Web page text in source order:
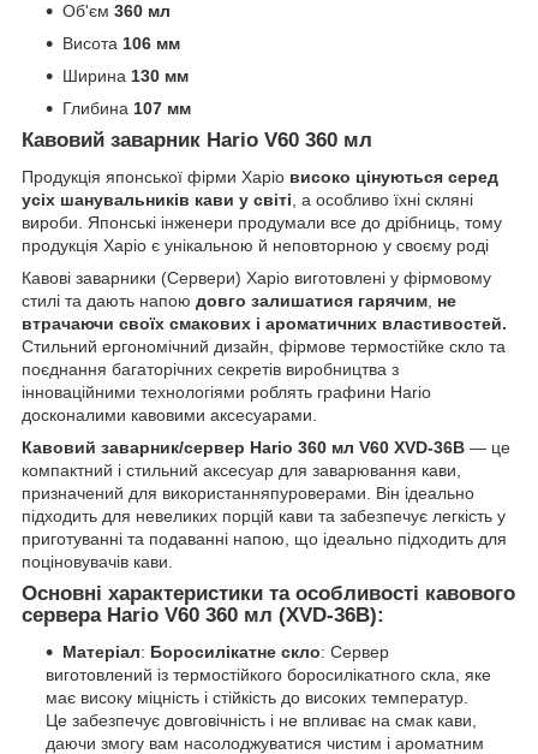
Об'єм 360 мл
Висота 106 мм
Ширина 130 мм
Глибина 107 мм
Кавовий заварник Hario V60 360 мл
Продукція японської фірми Харіо високо цінуються серед
усіх шанувальників кави у світі, а особливо їхні скляні
вироби. Японські інженери продумали все до дрібниць, тому
продукція Харіо є унікальною й неповторною у своєму роді
Кавові заварники (Сервери) Харіо виготовлені у фірмовому
стилі та дають напою довго залишатися гарячим, не
втрачаючи своїх смакових і ароматичних властивостей.
Стильний ергономічний дизайн, фірмове термостійке скло та
поєднання багаторічних секретів виробництва з
інноваційними технологіями роблять графини Hario
досконалими кавовими аксесуарами.
Кавовий заварник/сервер Hario 360 мл V60 XVD-36B — це
компактний і стильний аксесуар для заварювання кави,
призначений для використанняпуроверами. Він ідеально
підходить для невеликих порцій кави та забезпечує легкість у
приготуванні та подаванні напою, що ідеально підходить для
поціновувачів кави.
Основні характеристики та особливості кавового
сервера Hario V60 360 мл (XVD-36B):
Матеріал: Боросилікатне скло: Сервер
виготовлений із термостійкого боросилікатного скла, яке
має високу міцність і стійкість до високих температур.
Це забезпечує довговічність і не впливає на смак кави,
даючи змогу вам насолоджуватися чистим і ароматним